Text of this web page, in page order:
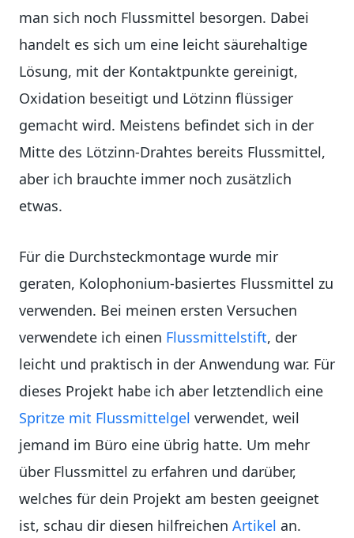
man sich noch Flussmittel besorgen. Dabei
handelt es sich um eine leicht säurehaltige
Lösung, mit der Kontaktpunkte gereinigt,
Oxidation beseitigt und Lötzinn flüssiger
gemacht wird. Meistens befindet sich in der
Mitte des Lötzinn-Drahtes bereits Flussmittel,
aber ich brauchte immer noch zusätzlich
etwas.
Für die Durchsteckmontage wurde mir
geraten, Kolophonium-basiertes Flussmittel zu
verwenden. Bei meinen ersten Versuchen
verwendete ich einen Flussmittelstift, der
leicht und praktisch in der Anwendung war. Für
dieses Projekt habe ich aber letztendlich eine
Spritze mit Flussmittelgel verwendet, weil
jemand im Büro eine übrig hatte. Um mehr
über Flussmittel zu erfahren und darüber,
welches für dein Projekt am besten geeignet
ist, schau dir diesen hilfreichen Artikel an.